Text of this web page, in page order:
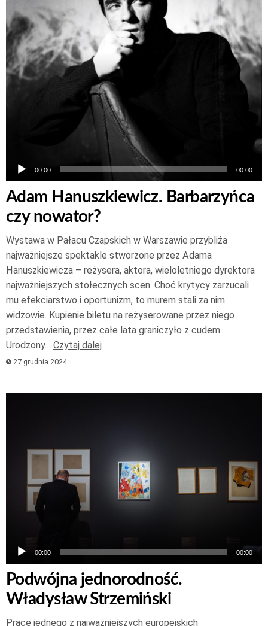
00:00 00:00
Adam Hanuszkiewicz. Barbarzyńca
czy nowator?
Wystawa w Pałacu Czapskich w Warszawie przybliża
najważniejsze spektakle stworzone przez Adama
Hanuszkiewicza – reżysera, aktora, wieloletniego dyrektora
najważniejszych stołecznych scen. Choć krytycy zarzucali
mu efekciarstwo i oportunizm, to murem stali za nim
widzowie. Kupienie biletu na reżyserowane przez niego
przedstawienia, przez całe lata graniczyło z cudem.
Urodzony… Czytaj dalej
27 grudnia 2024
00:00 00:00
Podwójna jednorodność.
Władysław Strzemiński
Prace jednego z najważniejszych europejskich